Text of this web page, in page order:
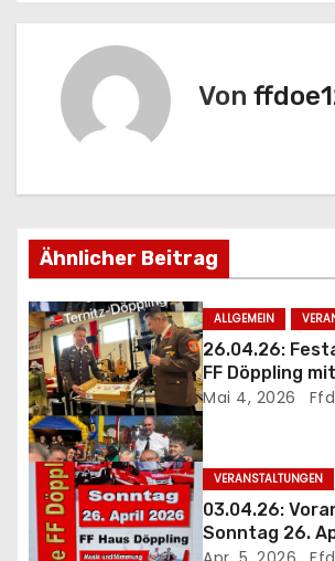
i
g
s
n
a
v
i
g
a
Von
Ähnlicher Beitrag
ALLGEMEIN
26.04.26:
FF Döppling mit
Mai 4, 2026
VERANSTALTUNGEN
03.04.26:
Sonntag 26.